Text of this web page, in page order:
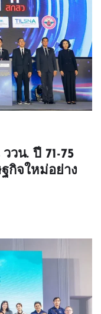
วน. ปี 71-75
กิจใหม่อย่าง